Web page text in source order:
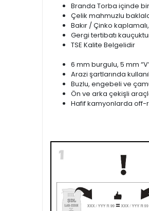
Branda Torba içinde
Çelik mahmuzlu
Bakır / Çinko
Gergi tertibatı
TSE Kalite Belgelidir
6 mm burgulu, 5 mm
Arazi şartlarında
Buzlu, engebeli ve
Ön ve arka çekişli
Hafif kamyonlarda off-